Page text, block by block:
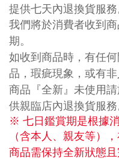
提供七天內退換貨服務
我們將於消費者收到
期。
如收到商品時，有任
品，瑕疵現象，或有非
商品『全新』未使用
供親臨店內退換貨服務
※ 七日鑑賞期是根據
（含本人、親友等）
商品需保持全新狀態